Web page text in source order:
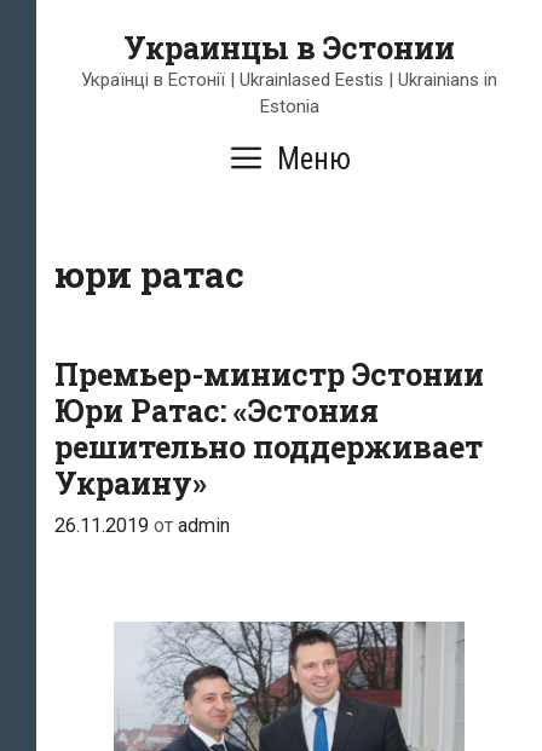
содержимому
Украинцы в Эстонии
Українці в Естонії | Ukrainlased Eestis | Ukrainians in
Estonia
Меню
юри ратас
Премьер-министр Эстонии
Юри Ратас: «Эстония
решительно поддерживает
Украину»
26.11.2019 от admin